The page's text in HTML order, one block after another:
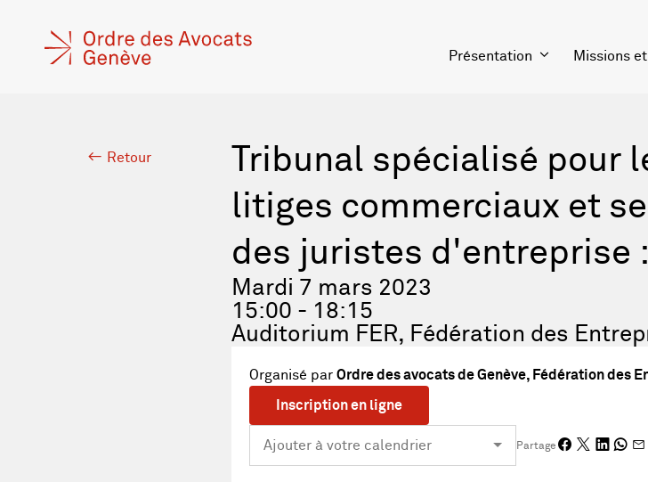
Présentation Missions
Retour
Tribunal spécialisé pour
litiges commerciaux et
des juristes d'entreprise :
Mardi 7 mars 2023
15:00 - 18:15
Auditorium FER, Fédération des
Organisé par Ordre des avocats de Genève, Fédération des
Inscription en ligne
Partage